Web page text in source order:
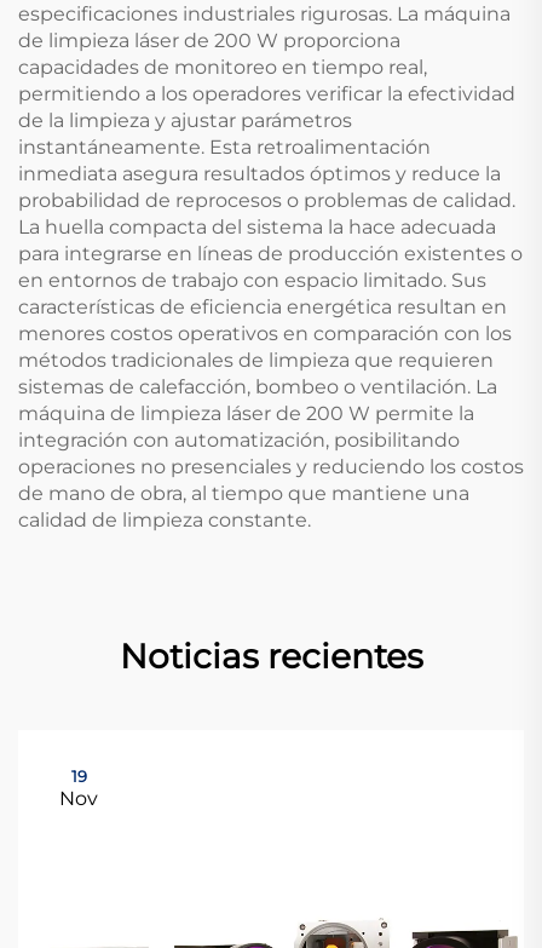
especificaciones industriales rigurosas. La máquina
de limpieza láser de 200 W proporciona
capacidades de monitoreo en tiempo real,
permitiendo a los operadores verificar la efectividad
de la limpieza y ajustar parámetros
instantáneamente. Esta retroalimentación
inmediata asegura resultados óptimos y reduce la
probabilidad de reprocesos o problemas de calidad.
La huella compacta del sistema la hace adecuada
para integrarse en líneas de producción existentes o
en entornos de trabajo con espacio limitado. Sus
características de eficiencia energética resultan en
menores costos operativos en comparación con los
métodos tradicionales de limpieza que requieren
sistemas de calefacción, bombeo o ventilación. La
máquina de limpieza láser de 200 W permite la
integración con automatización, posibilitando
operaciones no presenciales y reduciendo los costos
de mano de obra, al tiempo que mantiene una
calidad de limpieza constante.
Noticias recientes
19
Nov